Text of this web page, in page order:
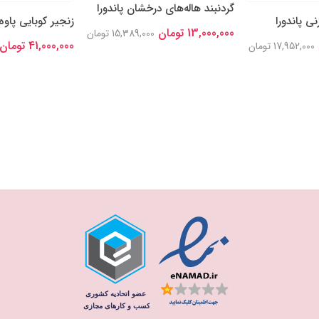
پاندورا
17,952,000 تومان
گردنبند هاله‌های درخشان پاندورا
13,000,000 تومان 15,389,000 تومان
زنجیر کوبایی
41,000,000 تومان